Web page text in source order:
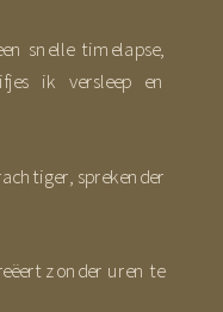
snelle timelapse,
ik versleep en
sprekender
zonder uren te